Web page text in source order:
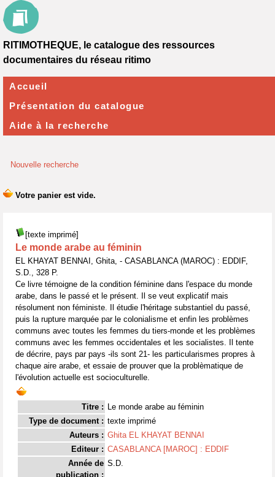
Nouvelle recherche
[texte imprimé]
Le monde arabe au féminin
EL KHAYAT BENNAI, Ghita, - CASABLANCA (MAROC) : EDDIF,
S.D., 328 P.
Ce livre témoigne de la condition féminine dans l'espace du monde
arabe, dans le passé et le présent. Il se veut explicatif mais
résolument non féministe. Il étudie l'héritage substantiel du passé,
puis la rupture marquée par le colonialisme et enfin les problèmes
communs avec toutes les femmes du tiers-monde et les problèmes
communs avec les femmes occidentales et les socialistes. Il tente
de décrire, pays par pays -ils sont 21- les particularismes propres à
chaque aire arabe, et essaie de prouver que la problèmatique de
l'évolution actuelle est socioculturelle.
Titre : Le monde arabe au féminin
Type de document : texte imprimé
Auteurs : Ghita EL KHAYAT BENNAI
Editeur : CASABLANCA [MAROC] : EDDIF
Année de
publication :
S.D.
RITIMOTHEQUE, le catalogue des ressources
documentaires du réseau ritimo
Accueil
Présentation du catalogue
Aide à la recherche